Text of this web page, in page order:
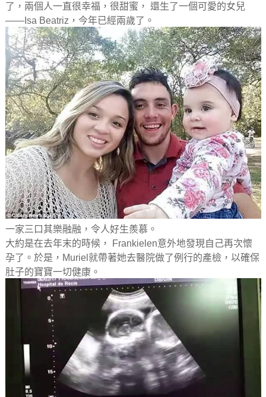
了，兩個人一直很幸福，很甜蜜， 還生了一個可愛的女兒
——Isa Beatriz，今年已經兩歲了。
一家三口其樂融融，令人好生羨慕。
大約是在去年末的時候， Frankielen意外地發現自己再次懷
孕了。於是，Muriel就帶著她去醫院做了例行的產檢，以確保
肚子的寶寶一切健康。